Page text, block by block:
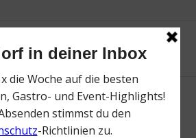
espresso coffee with piece